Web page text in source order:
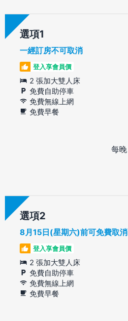
選項
一經訂房不可取消
登入享會員價
2 張加大雙人床
免費自助停車
免費無線上網
免費早餐
每晚
選項
8月15日(星期六)前可免費取消
登入享會員價
2 張加大雙人床
免費自助停車
免費無線上網
免費早餐